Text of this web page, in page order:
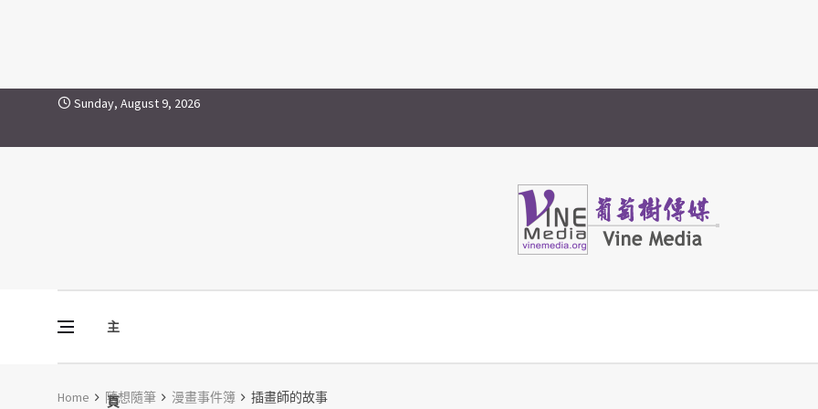
Skip to contentSunday, August 9, 2026
主
頁
Vine Media
葡萄樹傳媒
Home 隨想隨筆 漫畫事件簿 插畫師的故事